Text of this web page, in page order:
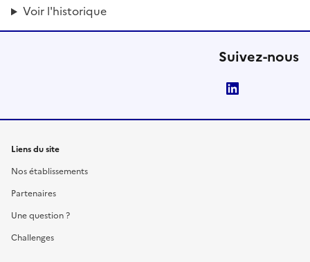
Voir l'historique
Suivez-nous
Liens du site
Nos établissements
Partenaires
Une question ?
Challenges